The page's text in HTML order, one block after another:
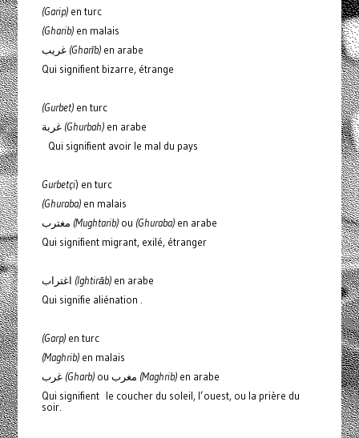
(Garip)en turc
(Gharib)en malais
‎غريب (Gharīb)en arabe
Qui signifient bizarre, étrange
(Gurbet)en turc
‎غربة (Ghurbah)en arabe
Qui signifient avoir le mal du pays
Gurbetçi) en turc
(Ghuraba)en malais
(Mughtarib)ou (Ghuraba)en arabe
Qui signifient migrant, exilé, étranger
(Ightirāb)en arabe
Qui signifie aliénation .
(Garp)en turc
(Maghrib)en malais
‎غرب (Gharb) (Maghrib)en arabe
Qui signifient le coucher du soleil, l’ouest, ou la prière du
soir.